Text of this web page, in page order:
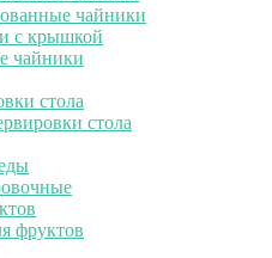
чайники
с крышкой
чайники
стола
стола
фруктов